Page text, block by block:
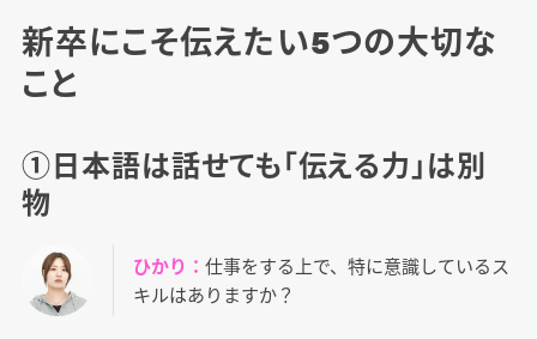
新卒にこそ伝えたい5つの大切な
こと
①日本語は話せても「伝える力」は別
物
ひかり： 仕事をする上で、特に意識しているス
キルはありますか？